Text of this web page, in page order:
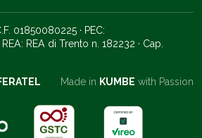
01850080225 · PEC:
REA: REA di Trento n. 182232 · Cap.
Made in KUMBE with Passion